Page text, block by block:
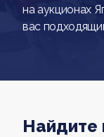
на аукционах
вас
Найдите